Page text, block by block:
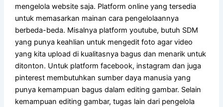
mengelola website saja. Platform online yang tersedia
untuk memasarkan mainan cara pengelolaannya
berbeda-beda. Misalnya platform youtube, butuh SDM
yang punya keahlian untuk mengedit foto agar video
yang kita upload di kualitasnya bagus dan menarik untuk
ditonton. Untuk platform facebook, instagram dan juga
pinterest membutuhkan sumber daya manusia yang
punya kemampuan bagus dalam editing gambar. Selain
kemampuan editing gambar, tugas lain dari pengelola